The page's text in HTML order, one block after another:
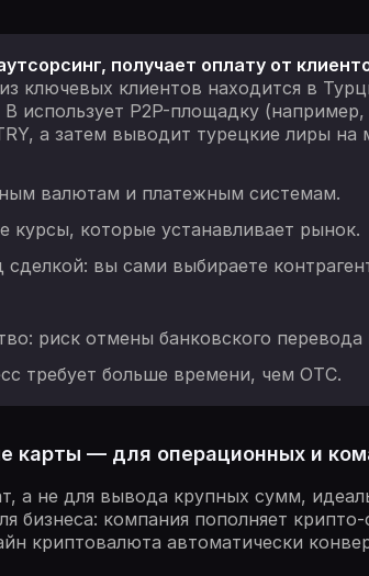
получает оплату от
ключевых клиентов находится в
B использует P2P-площадку
а затем выводит турецкие лиры
валютам и платежным системам.
курсы, которые устанавливает рынок.
сделкой: вы сами выбираете
риск отмены банковского
требует больше времени, чем OTC.
карты — для операционных и
а не для вывода крупных сумм,
бизнеса: компания пополняет
криптовалюта автоматически